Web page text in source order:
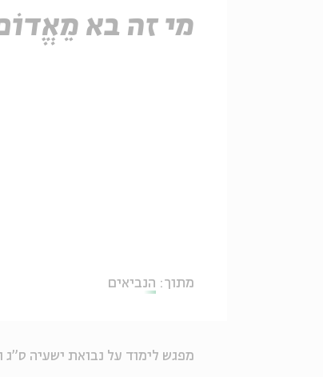
מי זה בא
מתוך: הנביאים
מפגש לימוד על נבואת ישעיה ס"ג